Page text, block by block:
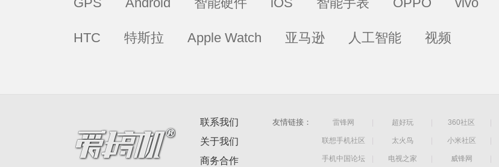
HTC 特斯拉 Apple Watch 亚马逊 人工智能 视频
联系我们
关于我们
商务合作
友情链接： 雷锋网 超好玩 360社区
联想手机社区 太火鸟 小米社区
手机中国论坛 电视之家 威锋网